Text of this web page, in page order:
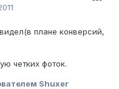
плане конверсий,
четких фоток.
Shuxer